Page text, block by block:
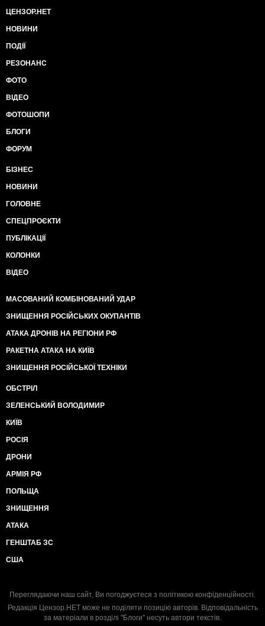
ЦЕНЗОР.НЕТ
НОВИНИ
ПОДІЇ
РЕЗОНАНС
ФОТО
ВІДЕО
ФОТОШОПИ
БЛОГИ
ФОРУМ
БІЗНЕС
НОВИНИ
ГОЛОВНЕ
СПЕЦПРОЄКТИ
ПУБЛІКАЦІЇ
КОЛОНКИ
ВІДЕО
МАСОВАНИЙ КОМБІНОВАНИЙ УДАР
ЗНИЩЕННЯ РОСІЙСЬКИХ ОКУПАНТІВ
АТАКА ДРОНІВ НА РЕГІОНИ РФ
РАКЕТНА АТАКА НА КИЇВ
ЗНИЩЕННЯ РОСІЙСЬКОЇ ТЕХНІКИ
ОБСТРІЛ
ЗЕЛЕНСЬКИЙ ВОЛОДИМИР
КИЇВ
РОСІЯ
ДРОНИ
АРМІЯ РФ
ПОЛЬЩА
ЗНИЩЕННЯ
АТАКА
ГЕНШТАБ ЗС
США
Переглядаючи наш сайт, Ви погоджуєтеся з політикою конфіденційності.
Редакція Цензор.НЕТ може не поділяти позицію авторів. Відповідальність
за матеріали в розділі "Блоги" несуть автори текстів.